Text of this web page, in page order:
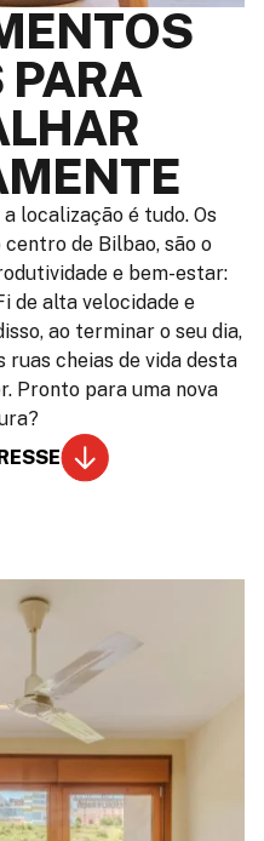
PARA
localização é tudo. Os
de Bilbao, são o
e bem-estar:
de alta velocidade e
ao terminar o seu dia,
cheias de vida desta
Pronto para uma nova